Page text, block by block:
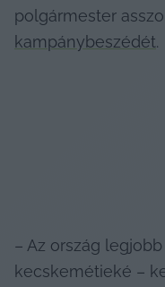
polgármester
kampánybeszédét.
– Az ország
kecskemétieké –